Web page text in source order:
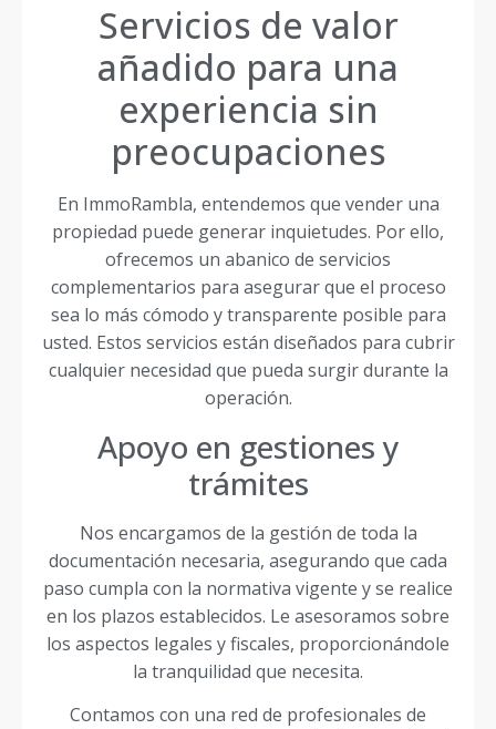
Servicios de valor
añadido para una
experiencia sin
preocupaciones
En ImmoRambla, entendemos que vender una
propiedad puede generar inquietudes. Por ello,
ofrecemos un abanico de servicios
complementarios para asegurar que el proceso
sea lo más cómodo y transparente posible para
usted. Estos servicios están diseñados para cubrir
cualquier necesidad que pueda surgir durante la
operación.
Apoyo en gestiones y
trámites
Nos encargamos de la gestión de toda la
documentación necesaria, asegurando que cada
paso cumpla con la normativa vigente y se realice
en los plazos establecidos. Le asesoramos sobre
los aspectos legales y fiscales, proporcionándole
la tranquilidad que necesita.
Contamos con una red de profesionales de